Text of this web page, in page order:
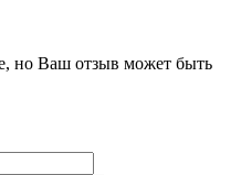
но Ваш отзыв может быть